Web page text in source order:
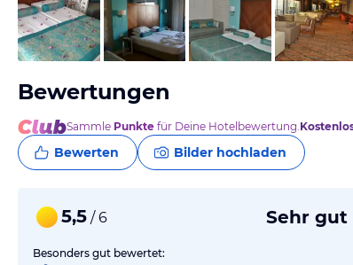
vom Hotelier, September 2021
Bewertungen
Sammle Punkte für Deine Hotelbewertung.
Bewerten Bilder hochladen
5,5 / 6 Sehr gut
Besonders gut bewertet: